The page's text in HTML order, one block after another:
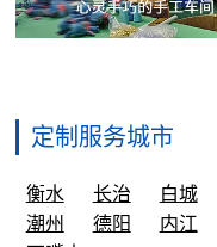
定制服务城市
衡水 长治 白城
潮州
德阳 内江